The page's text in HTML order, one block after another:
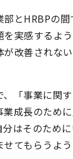
とHRBPの
を実感するよ
が改善されな
、「事業に関
業成長のため
分はそのため
てもらうよう